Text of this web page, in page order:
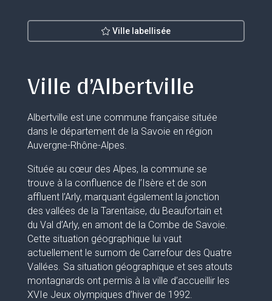
Ville labellisée
Ville d’Albertville
Albertville est une commune française située
dans le département de la Savoie en région
Auvergne-Rhône-Alpes.
Située au cœur des Alpes, la commune se
trouve à la confluence de l’Isère et de son
affluent l’Arly, marquant également la jonction
des vallées de la Tarentaise, du Beaufortain et
du Val d’Arly, en amont de la Combe de Savoie.
Cette situation géographique lui vaut
actuellement le surnom de Carrefour des Quatre
Vallées. Sa situation géographique et ses atouts
montagnards ont permis à la ville d’accueillir les
XVIe Jeux olympiques d’hiver de 1992.